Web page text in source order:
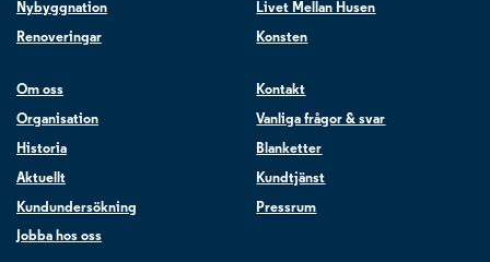
Nybyggnation
Renoveringar
Livet Mellan Husen
Konsten
Om oss
Organisation
Historia
Aktuellt
Kundundersökning
Jobba hos oss
Kontakt
Vanliga frågor & svar
Blanketter
Kundtjänst
Pressrum